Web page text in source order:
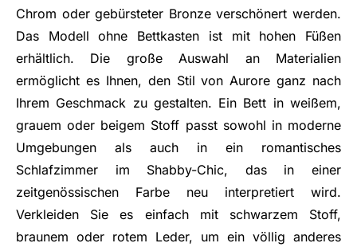
Chrom oder gebürsteter Bronze verschönert werden.
Das Modell ohne Bettkasten ist mit hohen Füßen
erhältlich. Die große Auswahl an Materialien
ermöglicht es Ihnen, den Stil von Aurore ganz nach
Ihrem Geschmack zu gestalten. Ein Bett in weißem,
grauem oder beigem Stoff passt sowohl in moderne
Umgebungen als auch in ein romantisches
Schlafzimmer im Shabby-Chic, das in einer
zeitgenössischen Farbe neu interpretiert wird.
Verkleiden Sie es einfach mit schwarzem Stoff,
braunem oder rotem Leder, um ein völlig anderes